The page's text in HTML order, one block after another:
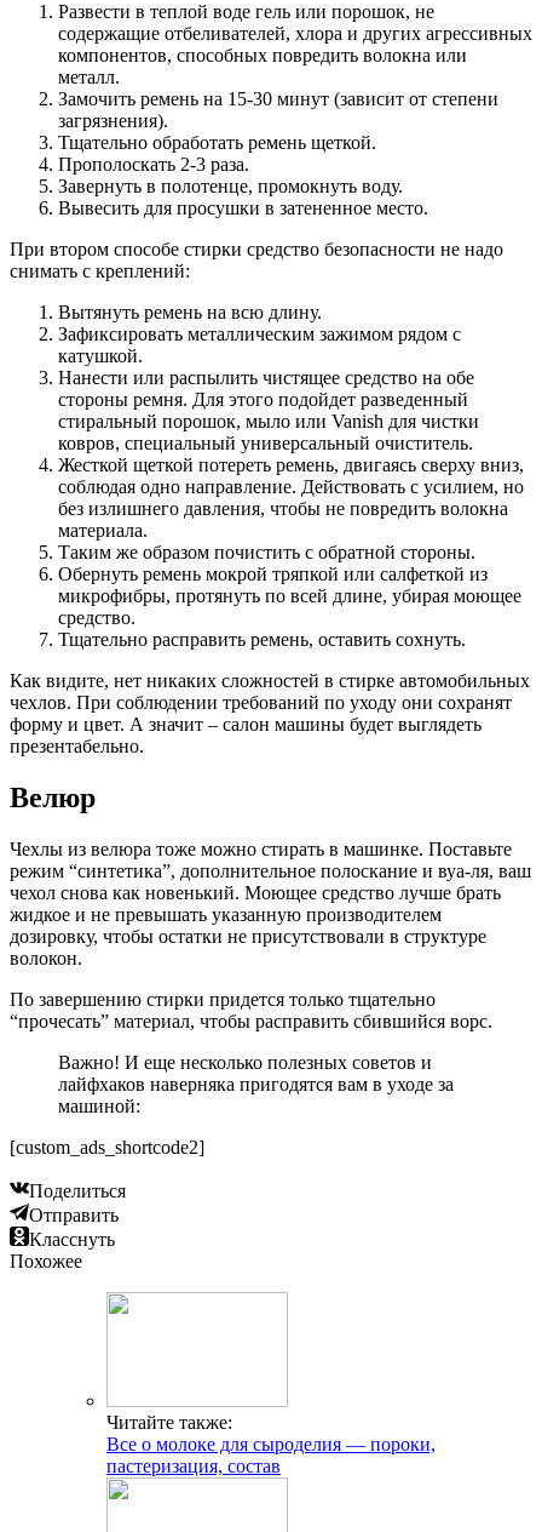
Развести в теплой воде гель или порошок, не
содержащие отбеливателей, хлора и других агрессивных
компонентов, способных повредить волокна или
металл.
Замочить ремень на 15-30 минут (зависит от степени
загрязнения).
Тщательно обработать ремень щеткой.
Прополоскать 2-3 раза.
Завернуть в полотенце, промокнуть воду.
Вывесить для просушки в затененное место.
При втором способе стирки средство безопасности не надо
снимать с креплений:
Вытянуть ремень на всю длину.
Зафиксировать металлическим зажимом рядом с
катушкой.
Нанести или распылить чистящее средство на обе
стороны ремня. Для этого подойдет разведенный
стиральный порошок, мыло или Vanish для чистки
ковров, специальный универсальный очиститель.
Жесткой щеткой потереть ремень, двигаясь сверху вниз,
соблюдая одно направление. Действовать с усилием, но
без излишнего давления, чтобы не повредить волокна
материала.
Таким же образом почистить с обратной стороны.
Обернуть ремень мокрой тряпкой или салфеткой из
микрофибры, протянуть по всей длине, убирая моющее
средство.
Тщательно расправить ремень, оставить сохнуть.
Как видите, нет никаких сложностей в стирке автомобильных
чехлов. При соблюдении требований по уходу они сохранят
форму и цвет. А значит – салон машины будет выглядеть
презентабельно.
Велюр
Чехлы из велюра тоже можно стирать в машинке. Поставьте
режим “синтетика”, дополнительное полоскание и вуа-ля, ваш
чехол снова как новенький. Моющее средство лучше брать
жидкое и не превышать указанную производителем
дозировку, чтобы остатки не присутствовали в структуре
волокон.
По завершению стирки придется только тщательно
“прочесать” материал, чтобы расправить сбившийся ворс.
Важно! И еще несколько полезных советов и
лайфхаков наверняка пригодятся вам в уходе за
машиной:
[custom_ads_shortcode2]
Поделиться
Отправить
Класснуть
Похожее
Читайте также:
Все о молоке для сыроделия — пороки,
пастеризация, состав